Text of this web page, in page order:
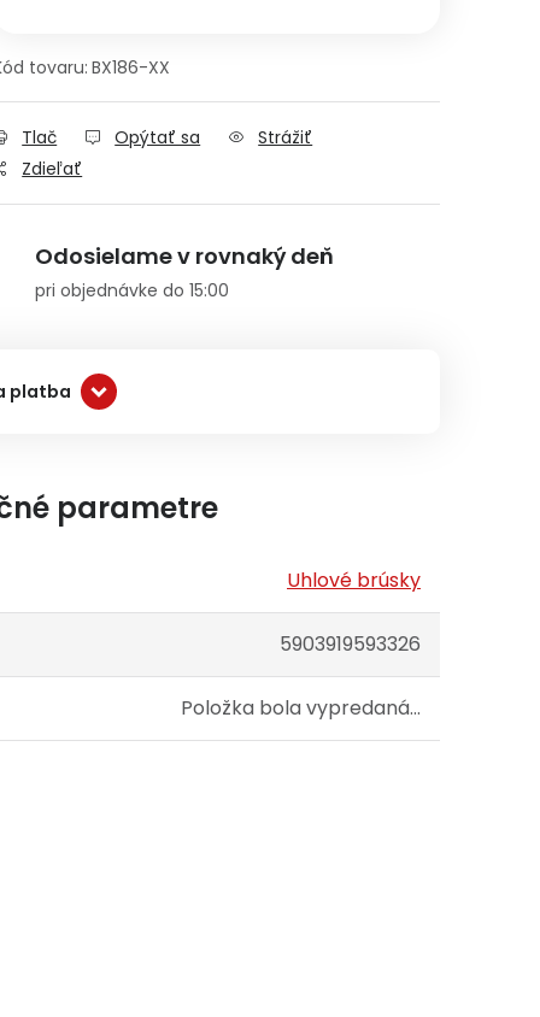
tovaru: BX186-XX
Tlač Opýtať sa
Strážiť
Zdieľať
Odosielame v rovnaký deň
pri objednávke do 15:00
platba
parametre
Uhlové brúsky
5903919593326
Položka bola vypredaná…